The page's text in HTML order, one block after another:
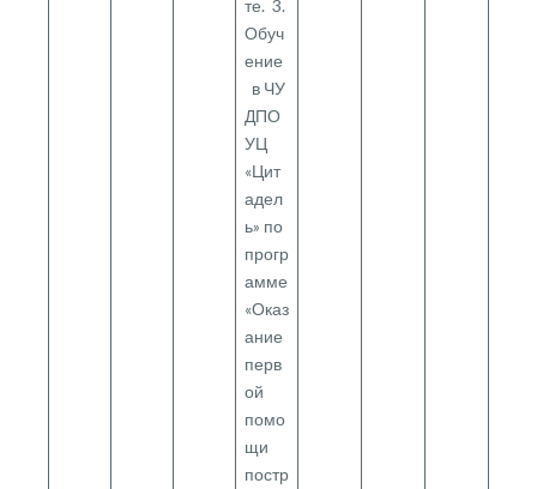
те. 3.
Обуч
ение
в ЧУ
ДПО
УЦ
«Цит
адел
ь» по
прогр
амме
«Оказ
ание
перв
ой
помо
щи
постр